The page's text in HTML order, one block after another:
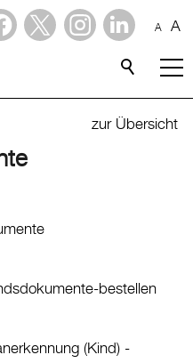
A A
zur Übersicht
bestellen
(Kind) -